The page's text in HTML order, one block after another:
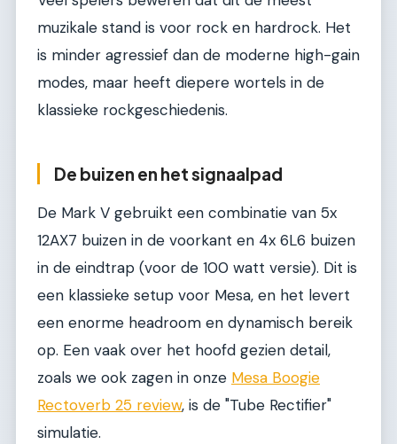
muzikale stand is voor rock en hardrock. Het
is minder agressief dan de moderne high-gain
modes, maar heeft diepere wortels in de
klassieke rockgeschiedenis.
De buizen en het signaalpad
De Mark V gebruikt een combinatie van 5x
12AX7 buizen in de voorkant en 4x 6L6 buizen
in de eindtrap (voor de 100 watt versie). Dit is
een klassieke setup voor Mesa, en het levert
een enorme headroom en dynamisch bereik
op. Een vaak over het hoofd gezien detail,
zoals we ook zagen in onze Mesa Boogie
Rectoverb 25 review, is de "Tube Rectifier"
simulatie.